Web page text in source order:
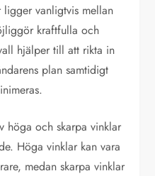
vanligtvis mellan
kraftfulla och
hjälper till att rikta in
plan samtidigt
höga och skarpa vinklar
Höga vinklar kan vara
medan skarpa vinklar